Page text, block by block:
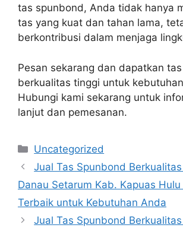
tas spunbond, Anda tidak hanya
tas yang kuat dan tahan lama,
berkontribusi dalam menjaga
Pesan sekarang dan dapatkan
berkualitas tinggi untuk
Hubungi kami sekarang untuk
lanjut dan pemesanan.
Categories
Uncategorized
Jual Tas Spunbond
Danau Setarum Kab. Kapuas Hulu
Terbaik untuk Kebutuhan Anda
Jual Tas Spunbond